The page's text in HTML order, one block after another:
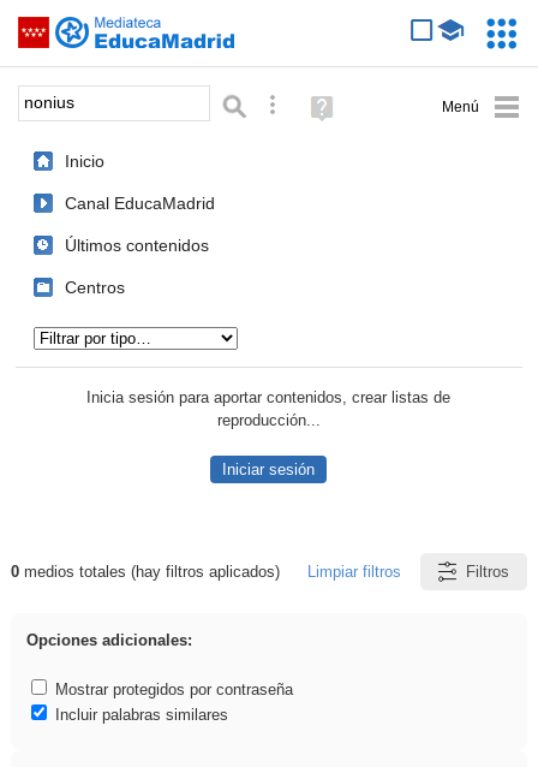
Saltar navegación
Palabra o frase: Búsqueda avanzada
Ayuda
(en
Inicio
Canal EducaMadrid
Últimos contenidos
Centros
Inicia sesión para aportar contenidos, crear listas de
reproducción...
Iniciar sesión
Resultados de: nonius
0medios totales (hay filtros aplicados) Limpiar filtros Filtros
Opciones adicionales:
Mostrar protegidos por contraseña
Incluir palabras similares